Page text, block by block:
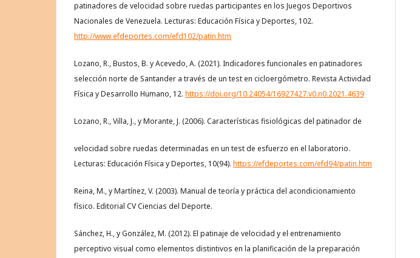
patinadores de velocidad sobre ruedas participantes en los Juegos Deportivos
Nacionales de Venezuela. Lecturas: Educación Física y Deportes, 102.
http://www.efdeportes.com/efd102/patin.htm
Lozano, R., Bustos, B. y Acevedo, A. (2021). Indicadores funcionales en patinadores
selección norte de Santander a través de un test en cicloergómetro. Revista Actividad
Física y Desarrollo Humano, 12. https://doi.org/10.24054/16927427.v0.n0.2021.4639
Lozano, R., Villa, J., y Morante, J. (2006). Características fisiológicas del patinador de
velocidad sobre ruedas determinadas en un test de esfuerzo en el laboratorio.
Lecturas: Educación Física y Deportes, 10(94). https://efdeportes.com/efd94/patin.htm
Reina, M., y Martínez, V. (2003). Manual de teoría y práctica del acondicionamiento
físico. Editorial CV Ciencias del Deporte.
Sánchez, H., y González, M. (2012). El patinaje de velocidad y el entrenamiento
perceptivo visual como elementos distintivos en la planificación de la preparación